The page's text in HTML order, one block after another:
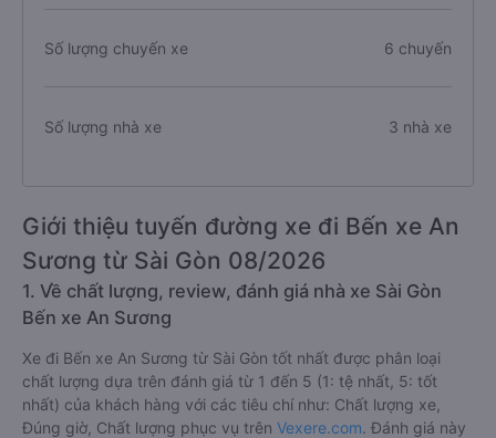
Số lượng chuyến xe 6 chuyến
Số lượng nhà xe 3 nhà xe
Giới thiệu tuyến đường xe đi Bến xe An
Sương từ Sài Gòn 08/2026
1. Về chất lượng, review, đánh giá nhà xe Sài Gòn
Bến xe An Sương
Xe đi Bến xe An Sương từ Sài Gòn tốt nhất được phân loại
chất lượng dựa trên đánh giá từ 1 đến 5 (1: tệ nhất, 5: tốt
nhất) của khách hàng với các tiêu chí như: Chất lượng xe,
Đúng giờ, Chất lượng phục vụ trên Vexere.com. Đánh giá này